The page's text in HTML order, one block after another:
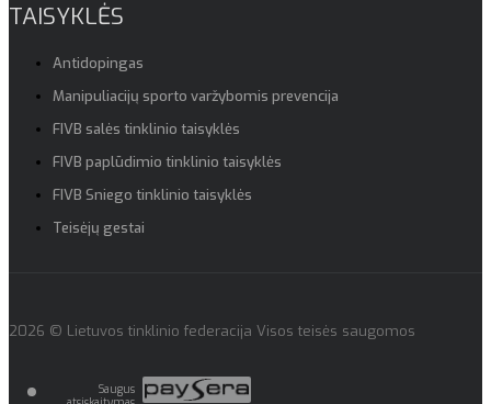
TAISYKLĖS
Antidopingas
Manipuliacijų sporto varžybomis prevencija
FIVB salės tinklinio taisyklės
FIVB paplūdimio tinklinio taisyklės
FIVB Sniego tinklinio taisyklės
Teisėjų gestai
2026 © Lietuvos tinklinio federacija Visos teisės saugomos
Saugus